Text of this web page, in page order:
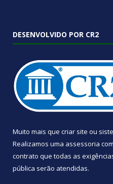
DESENVOLVIDO POR CR2
Muito mais que criar site ou
Realizamos uma assessoria
contrato que todas as
pública serão atendidas.